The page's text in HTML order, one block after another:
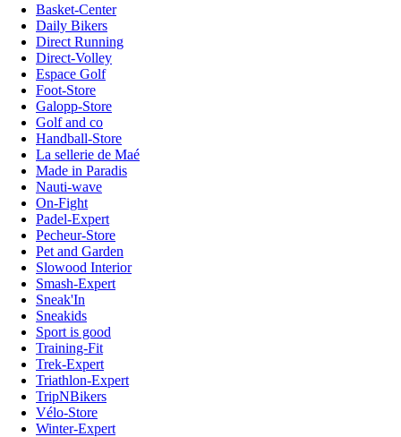
Basket-Center
Daily Bikers
Direct Running
Direct-Volley
Espace Golf
Foot-Store
Galopp-Store
Golf and co
Handball-Store
La sellerie de Maé
Made in Paradis
Nauti-wave
On-Fight
Padel-Expert
Pecheur-Store
Pet and Garden
Slowood Interior
Smash-Expert
Sneak'In
Sneakids
Sport is good
Training-Fit
Trek-Expert
Triathlon-Expert
TripNBikers
Vélo-Store
Winter-Expert